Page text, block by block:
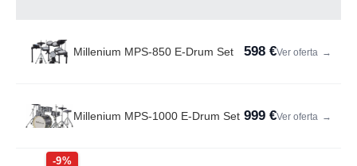
Millenium MPS-850 E-Drum Set 598 €Ver oferta →
Millenium MPS-1000 E-Drum Set 999 €Ver oferta →
-9%